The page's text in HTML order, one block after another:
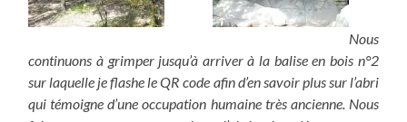
Nous
continuons à grimper jusqu’à arriver à la balise en bois n°2
sur laquelle je flashe le QR code afin d’en savoir plus sur l’abri
qui témoigne d’une occupation humaine très ancienne. Nous